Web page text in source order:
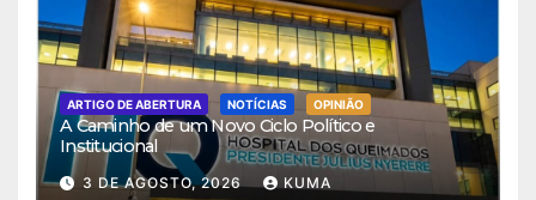
ARTIGO DE ABERTURA NOTÍCIAS OPINIÃO
A Caminho de um Novo Ciclo Político e
Institucional
3 DE AGOSTO, 2026 KUMA